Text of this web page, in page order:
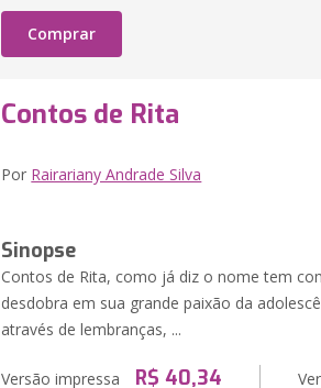
Comprar
Contos de Rita
Por Rairariany Andrade Silva
Sinopse
Contos de Rita, como já diz o nome tem
desdobra em sua grande paixão da
através de lembranças, ...
Versão impressa R$ 40,34